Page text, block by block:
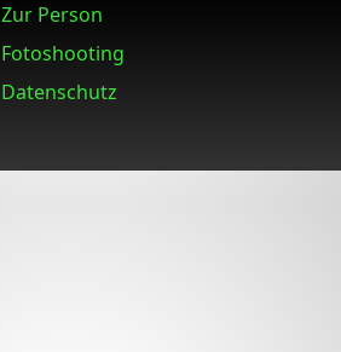
Zur Person
Fotoshooting
Datenschutz